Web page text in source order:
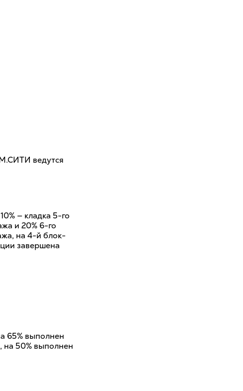
ведутся
— кладка 5-го
и 20% 6-го
на 4-й блок-
завершена
65% выполнен
на 50% выполнен